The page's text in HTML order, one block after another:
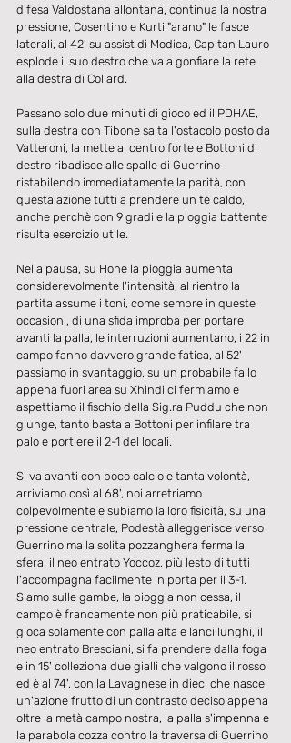
difesa Valdostana allontana, continua la nostra
pressione, Cosentino e Kurti "arano" le fasce
laterali, al 42' su assist di Modica, Capitan Lauro
esplode il suo destro che va a gonfiare la rete
alla destra di Collard.
Passano solo due minuti di gioco ed il PDHAE,
sulla destra con Tibone salta l'ostacolo posto da
Vatteroni, la mette al centro forte e Bottoni di
destro ribadisce alle spalle di Guerrino
ristabilendo immediatamente la parità, con
questa azione tutti a prendere un tè caldo,
anche perchè con 9 gradi e la pioggia battente
risulta esercizio utile.
Nella pausa, su Hone la pioggia aumenta
considerevolmente l'intensità, al rientro la
partita assume i toni, come sempre in queste
occasioni, di una sfida improba per portare
avanti la palla, le interruzioni aumentano, i 22 in
campo fanno davvero grande fatica, al 52'
passiamo in svantaggio, su un probabile fallo
appena fuori area su Xhindi ci fermiamo e
aspettiamo il fischio della Sig.ra Puddu che non
giunge, tanto basta a Bottoni per infilare tra
palo e portiere il 2-1 del locali.
Si va avanti con poco calcio e tanta volontà,
arriviamo così al 68', noi arretriamo
colpevolmente e subiamo la loro fisicità, su una
pressione centrale, Podestà alleggerisce verso
Guerrino ma la solita pozzanghera ferma la
sfera, il neo entrato Yoccoz, più lesto di tutti
l'accompagna facilmente in porta per il 3-1.
Siamo sulle gambe, la pioggia non cessa, il
campo è francamente non più praticabile, si
gioca solamente con palla alta e lanci lunghi, il
neo entrato Bresciani, si fa prendere dalla foga
e in 15' colleziona due gialli che valgono il rosso
ed è al 74', con la Lavagnese in dieci che nasce
un'azione frutto di un contrasto deciso appena
oltre la metà campo nostra, la palla s'impenna e
la parabola cozza contro la traversa di Guerrino